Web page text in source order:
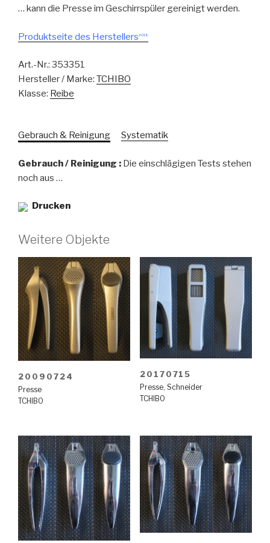
… kann die Presse im Geschirrspüler gereinigt werden.
Produktseite des Herstellers2018
Art.-Nr.: 353351
Hersteller / Marke: TCHIBO
Klasse: Reibe
Gebrauch & Reinigung Systematik
Gebrauch / Reinigung : Die einschlägigen Tests stehen
noch aus …
Drucken
Weitere Objekte
20090724
Presse
TCHIBO
20170715
Presse, Schneider
TCHIBO